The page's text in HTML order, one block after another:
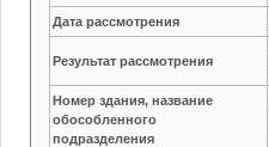
Дата рассмотрения
Результат рассмотрения
Номер здания, название
обособленного
подразделения